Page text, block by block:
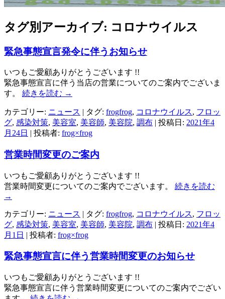
タグ別アーカイブ: コロナウイルス
緊急事態宣言発令に伴うお知らせ
いつもご愛顧ありがとうございます !!
緊急事態宣言に伴う当店の営業についてのご案内でございま
す。 続きを読む →
カテゴリー: ニュース | タグ: frogfrog, コロナウイルス, フロッ
グ, 感染対策, 美容室, 美容師, 美容院, 調布 | 投稿日: 2021年4
月24日 | 投稿者: frog×frog
営業時間変更のご案内
いつもご愛顧ありがとうございます !!
営業時間変更についてのご案内でございます。 続きを読む
→
カテゴリー: ニュース | タグ: frogfrog, コロナウイルス, フロッ
グ, 感染対策, 美容室, 美容師, 美容院, 調布 | 投稿日: 2021年4
月1日 | 投稿者: frog×frog
緊急事態宣言に伴う営業時間変更のお知らせ
いつもご愛顧ありがとうございます !!
緊急事態宣言に伴う営業時間変更についてのご案内でござい